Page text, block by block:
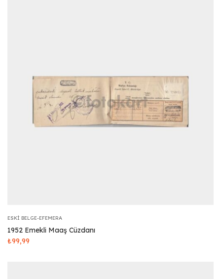
ESKI BELGE-EFEMERA
1952 Emekli Maaş Cüzdanı
₺99,99